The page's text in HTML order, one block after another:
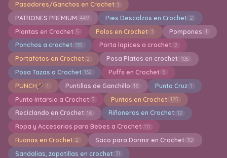
Pasadores/Ganchos en Crochet 1
PATRONES PREMIUM 449 Pies Descalzos en Crochet 2
Plantas en Crochet 5 Polos en Crochet 1 Pompones 1
Ponchos a crochet 135 Porta lapices a crochet 2
Portafotos en Crochet 2 Posa Platos en crochet 105
Posa Tazas a Crochet 132 Puffs en Crochet 5
PUNCH 1 Puntillas de Ganchillo 16 Punto Cruz 1
Punto Intarsia a Crochet 3 Puntos en Crochet 125
Reciclando en Crochet 16 Riñoneras en Crochet 12
Ropa y Accesorios para Bebes a Crochet 111
Ruanas en Crochet 2 Saco para Dormir en Crochet 10
Sandalias, zapatillas en crochet 31